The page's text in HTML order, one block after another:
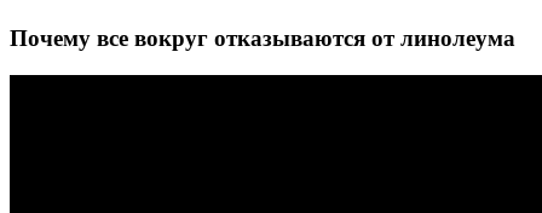
Почему все вокруг отказываются от линолеума